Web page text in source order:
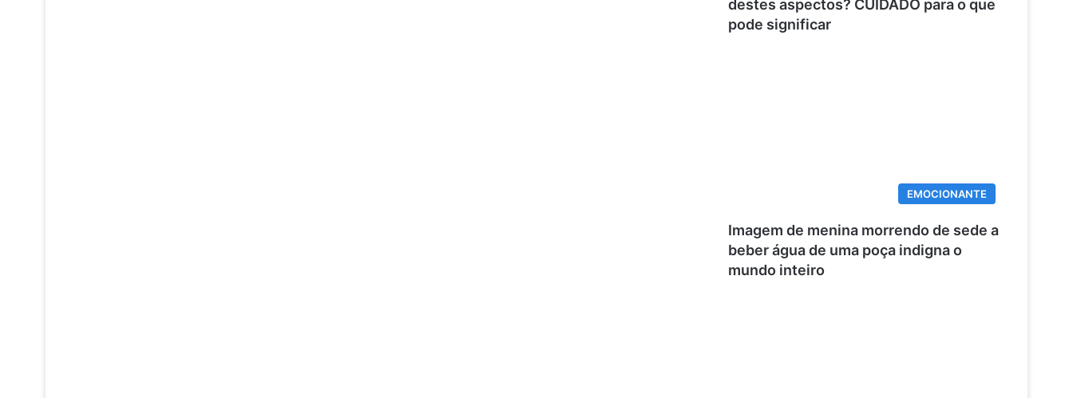
destes aspectos? CUIDADO para o que
pode significar
EMOCIONANTE
Imagem de menina morrendo de sede a
beber água de uma poça indigna o
mundo inteiro